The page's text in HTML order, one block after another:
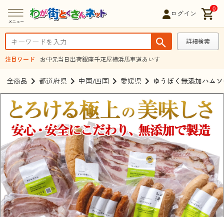
ログイン
0
詳細検索
注目ワード お中元当日出荷銀座千疋屋横浜馬車道あいす
全商品 都道府県 中国/四国 愛媛県 ゆうぼく無添加ハム